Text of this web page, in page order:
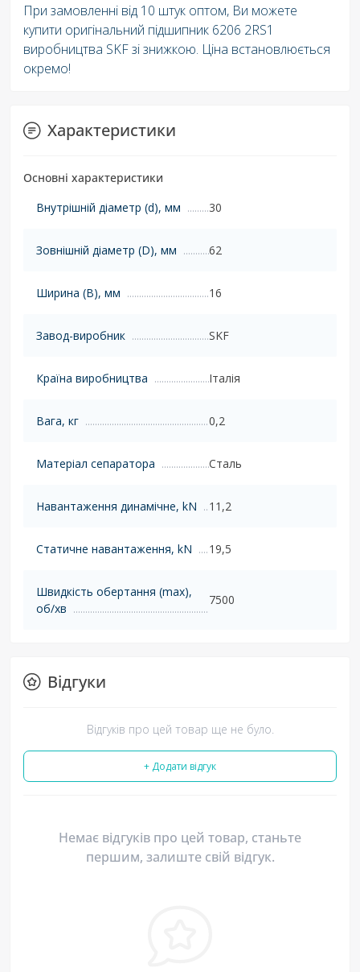
При замовленні від 10 штук оптом, Ви можете
купити оригінальний підшипник 6206 2RS1
виробництва SKF зі знижкою. Ціна встановлюється
окремо!
Характеристики
Основні характеристики
Внутрішній діаметр (d), мм
30
Зовнішній діаметр (D), мм 62
Ширина (B), мм 16
Завод-виробник SKF
Країна виробництва Італія
Вага, кг 0,2
Матеріал сепаратора Сталь
Навантаження динамічне, kN 11,2
Статичне навантаження, kN 19,5
Швидкість обертання (max),
об/хв
7500
Відгуки
Відгуків про цей товар ще не було.
+ Додати відгук
Немає відгуків про цей товар, станьте
першим, залиште свій відгук.